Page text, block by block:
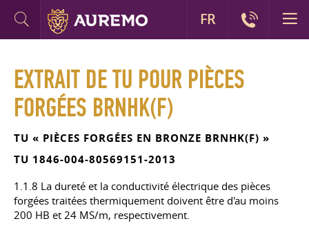
EXTRAIT DE TU POUR PIÈCES
FORGÉES BRNHK(F)
TU « PIÈCES FORGÉES EN BRONZE BRNHK(F) »
TU 1846-004-80569151-2013
1.1.8 La dureté et la conductivité électrique des pièces
forgées traitées thermiquement doivent être d'au moins
200 HB et 24 MS/m, respectivement.
FR